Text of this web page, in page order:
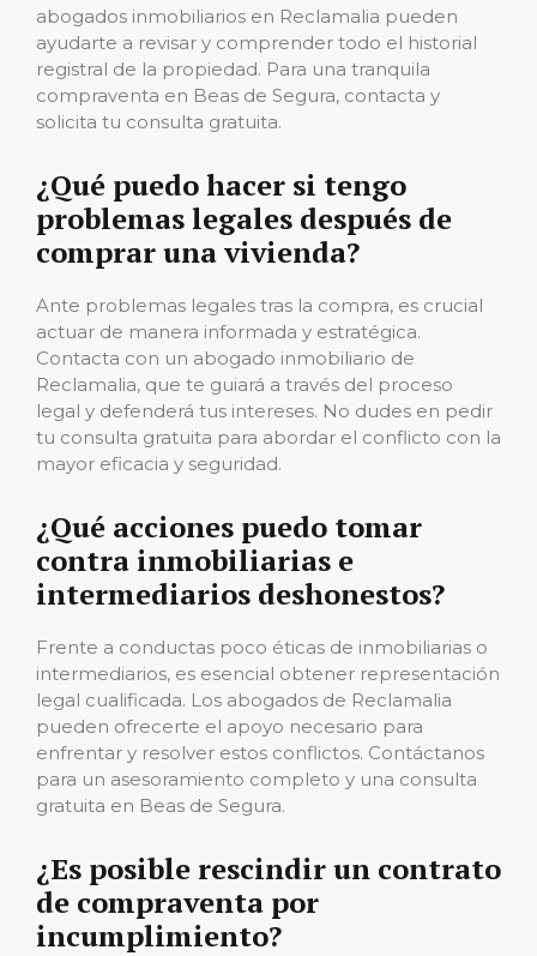
abogados inmobiliarios en Reclamalia pueden
ayudarte a revisar y comprender todo el historial
registral de la propiedad. Para una tranquila
compraventa en Beas de Segura, contacta y
solicita tu consulta gratuita.
¿Qué puedo hacer si tengo
problemas legales después de
comprar una vivienda?
Ante problemas legales tras la compra, es crucial
actuar de manera informada y estratégica.
Contacta con un abogado inmobiliario de
Reclamalia, que te guiará a través del proceso
legal y defenderá tus intereses. No dudes en pedir
tu consulta gratuita para abordar el conflicto con la
mayor eficacia y seguridad.
¿Qué acciones puedo tomar
contra inmobiliarias e
intermediarios deshonestos?
Frente a conductas poco éticas de inmobiliarias o
intermediarios, es esencial obtener representación
legal cualificada. Los abogados de Reclamalia
pueden ofrecerte el apoyo necesario para
enfrentar y resolver estos conflictos. Contáctanos
para un asesoramiento completo y una consulta
gratuita en Beas de Segura.
¿Es posible rescindir un contrato
de compraventa por
incumplimiento?